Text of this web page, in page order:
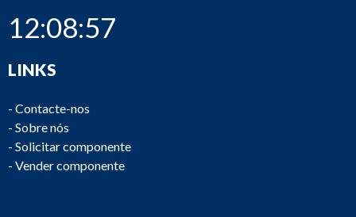
12:08:57
LINKS
- Contacte-nos
- Sobre nós
- Solicitar componente
- Vender componente